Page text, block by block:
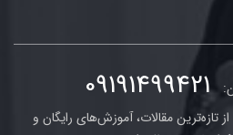
09191499421
تازه‌ترین مقالات، آموزش‌های رایگان و